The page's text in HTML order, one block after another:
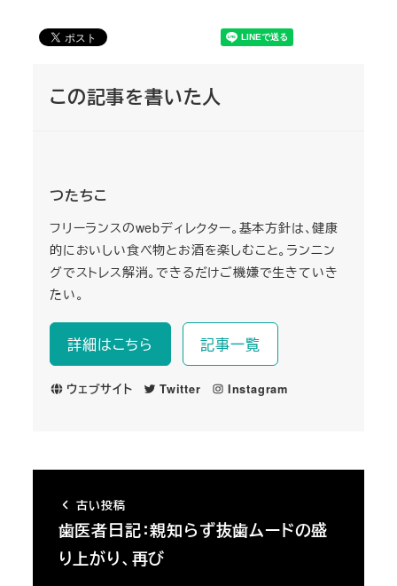
この記事を書いた人
つたちこ
フリーランスのwebディレクター。基本方針は、健康
的においしい食べ物とお酒を楽しむこと。ランニン
グでストレス解消。できるだけご機嫌で生きていき
たい。
詳細はこちら 記事一覧
ウェブサイト Twitter Instagram
古い投稿
歯医者日記：親知らず抜歯ムードの盛
り上がり、再び